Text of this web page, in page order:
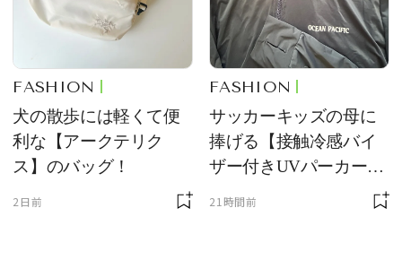
FASHION
犬の散歩には軽くて便
利な【アークテリク
ス】のバッグ！
2日前
FASHION
サッカーキッズの母に
捧げる【接触冷感バイ
ザー付きUVパーカー】
21時間前